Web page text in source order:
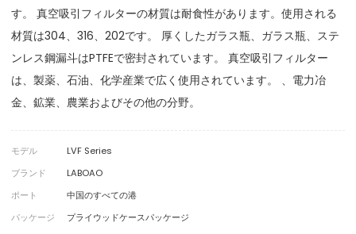
す。 真空吸引フィルターの材質は耐食性があります。使用される
材質は304、316、202です。 厚くしたガラス瓶、ガラス瓶、ステ
ンレス鋼漏斗はPTFEで密封されています。 真空吸引フィルター
は、製薬、石油、化学産業で広く使用されています。 、電力冶
金、鉱業、農業およびその他の分野。
モデル
LVF Series
ブランド
LABOAO
ポート
中国のすべての港
パッケージ
プライウッドケースパッケージ